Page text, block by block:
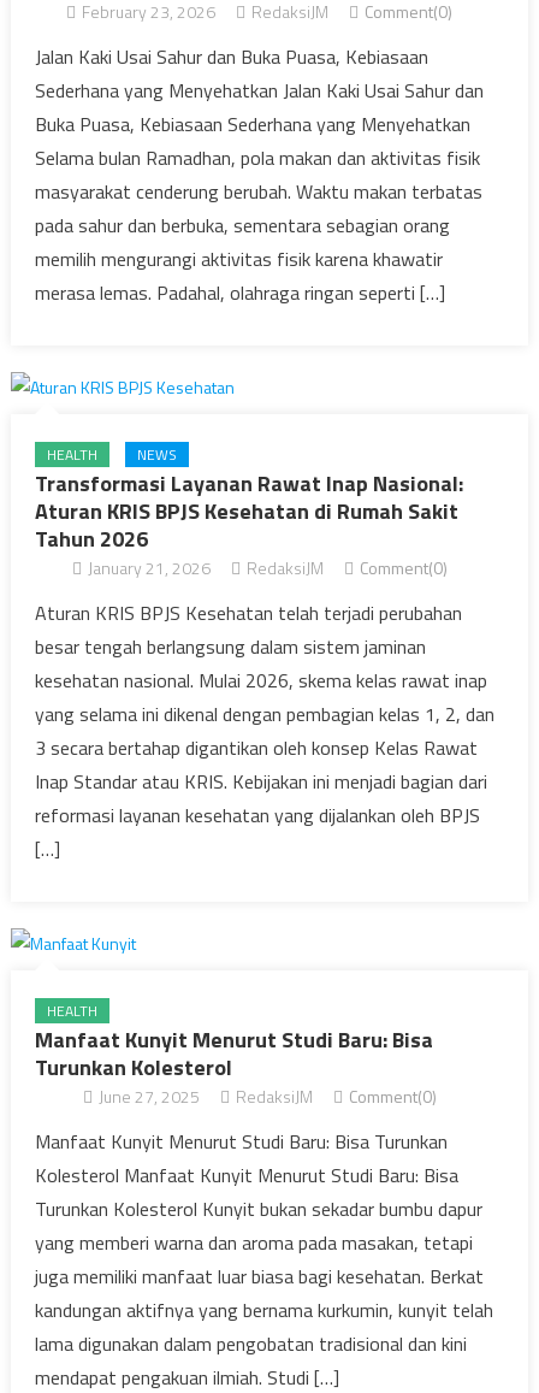
February 23, 2026 RedaksiJM Comment(0)
Jalan Kaki Usai Sahur dan Buka Puasa, Kebiasaan
Sederhana yang Menyehatkan Jalan Kaki Usai Sahur dan
Buka Puasa, Kebiasaan Sederhana yang Menyehatkan
Selama bulan Ramadhan, pola makan dan aktivitas fisik
masyarakat cenderung berubah. Waktu makan terbatas
pada sahur dan berbuka, sementara sebagian orang
memilih mengurangi aktivitas fisik karena khawatir
merasa lemas. Padahal, olahraga ringan seperti […]
HEALTH NEWS
Transformasi Layanan Rawat Inap Nasional:
Aturan KRIS BPJS Kesehatan di Rumah Sakit
Tahun 2026
January 21, 2026 RedaksiJM Comment(0)
Aturan KRIS BPJS Kesehatan telah terjadi perubahan
besar tengah berlangsung dalam sistem jaminan
kesehatan nasional. Mulai 2026, skema kelas rawat inap
yang selama ini dikenal dengan pembagian kelas 1, 2, dan
3 secara bertahap digantikan oleh konsep Kelas Rawat
Inap Standar atau KRIS. Kebijakan ini menjadi bagian dari
reformasi layanan kesehatan yang dijalankan oleh BPJS
[…]
HEALTH
Manfaat Kunyit Menurut Studi Baru: Bisa
Turunkan Kolesterol
June 27, 2025 RedaksiJM Comment(0)
Manfaat Kunyit Menurut Studi Baru: Bisa Turunkan
Kolesterol Manfaat Kunyit Menurut Studi Baru: Bisa
Turunkan Kolesterol Kunyit bukan sekadar bumbu dapur
yang memberi warna dan aroma pada masakan, tetapi
juga memiliki manfaat luar biasa bagi kesehatan. Berkat
kandungan aktifnya yang bernama kurkumin, kunyit telah
lama digunakan dalam pengobatan tradisional dan kini
mendapat pengakuan ilmiah. Studi […]